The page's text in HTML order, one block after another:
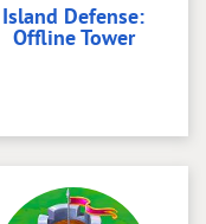
Island Defense:
Offline Tower